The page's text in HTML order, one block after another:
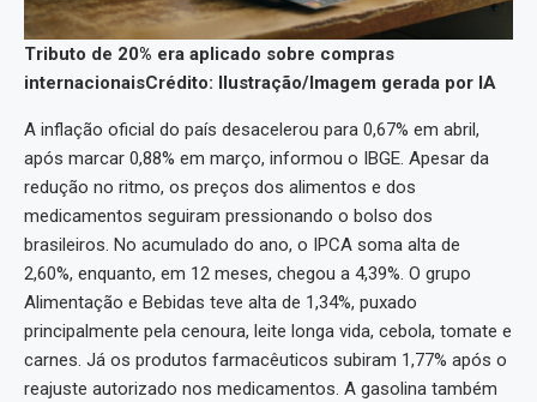
Tributo de 20% era aplicado sobre compras
internacionaisCrédito: Ilustração/Imagem gerada por IA
A inflação oficial do país desacelerou para 0,67% em abril,
após marcar 0,88% em março, informou o IBGE. Apesar da
redução no ritmo, os preços dos alimentos e dos
medicamentos seguiram pressionando o bolso dos
brasileiros. No acumulado do ano, o IPCA soma alta de
2,60%, enquanto, em 12 meses, chegou a 4,39%. O grupo
Alimentação e Bebidas teve alta de 1,34%, puxado
principalmente pela cenoura, leite longa vida, cebola, tomate e
carnes. Já os produtos farmacêuticos subiram 1,77% após o
reajuste autorizado nos medicamentos. A gasolina também